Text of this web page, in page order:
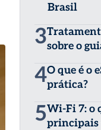
Brasil
3sobre o
4O que é o
prática?
5Wi-Fi 7: o
principais